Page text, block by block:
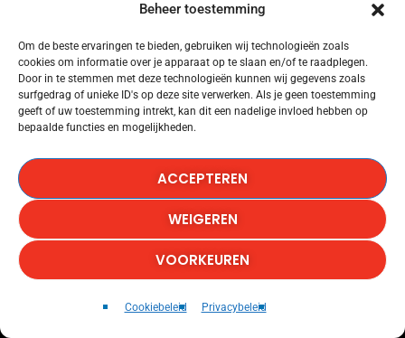
Beheer toestemming
Om de beste ervaringen te bieden, gebruiken wij technologieën zoals
cookies om informatie over je apparaat op te slaan en/of te raadplegen.
Door in te stemmen met deze technologieën kunnen wij gegevens zoals
surfgedrag of unieke ID's op deze site verwerken. Als je geen toestemming
geeft of uw toestemming intrekt, kan dit een nadelige invloed hebben op
bepaalde functies en mogelijkheden.
ACCEPTEREN
WEIGEREN
VOORKEUREN
Cookiebeleid Privacybeleid
I Knew It, I Knew You